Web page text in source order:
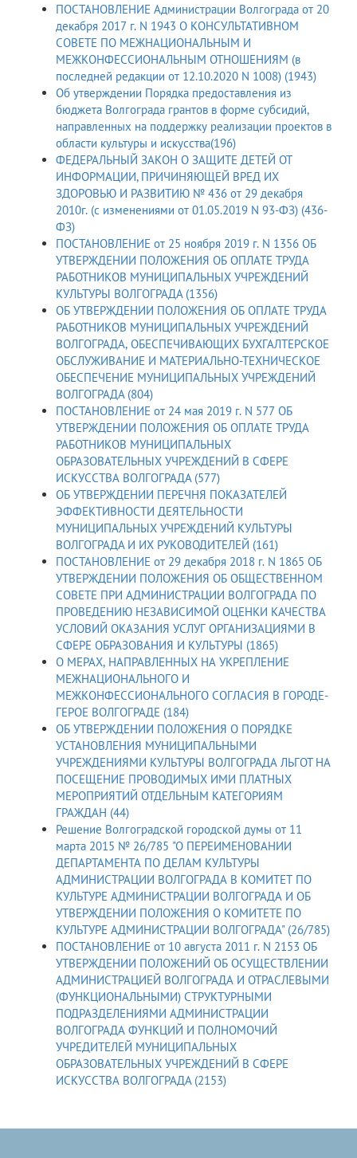
ПОСТАНОВЛЕНИЕ Администрации Волгограда от 20
декабря 2017 г. N 1943 О КОНСУЛЬТАТИВНОМ
СОВЕТЕ ПО МЕЖНАЦИОНАЛЬНЫМ И
МЕЖКОНФЕССИОНАЛЬНЫМ ОТНОШЕНИЯМ (в
последней редакции от 12.10.2020 N 1008) (1943)
Об утверждении Порядка предоставления из
бюджета Волгограда грантов в форме субсидий,
направленных на поддержку реализации проектов в
области культуры и искусства(196)
ФЕДЕРАЛЬНЫЙ ЗАКОН О ЗАЩИТЕ ДЕТЕЙ ОТ
ИНФОРМАЦИИ, ПРИЧИНЯЮЩЕЙ ВРЕД ИХ
ЗДОРОВЬЮ И РАЗВИТИЮ № 436 от 29 декабря
2010г. (с изменениями от 01.05.2019 N 93-ФЗ) (436-
ФЗ)
ПОСТАНОВЛЕНИЕ от 25 ноября 2019 г. N 1356 ОБ
УТВЕРЖДЕНИИ ПОЛОЖЕНИЯ ОБ ОПЛАТЕ ТРУДА
РАБОТНИКОВ МУНИЦИПАЛЬНЫХ УЧРЕЖДЕНИЙ
КУЛЬТУРЫ ВОЛГОГРАДА (1356)
ОБ УТВЕРЖДЕНИИ ПОЛОЖЕНИЯ ОБ ОПЛАТЕ ТРУДА
РАБОТНИКОВ МУНИЦИПАЛЬНЫХ УЧРЕЖДЕНИЙ
ВОЛГОГРАДА, ОБЕСПЕЧИВАЮЩИХ БУХГАЛТЕРСКОЕ
ОБСЛУЖИВАНИЕ И МАТЕРИАЛЬНО-ТЕХНИЧЕСКОЕ
ОБЕСПЕЧЕНИЕ МУНИЦИПАЛЬНЫХ УЧРЕЖДЕНИЙ
ВОЛГОГРАДА (804)
ПОСТАНОВЛЕНИЕ от 24 мая 2019 г. N 577 ОБ
УТВЕРЖДЕНИИ ПОЛОЖЕНИЯ ОБ ОПЛАТЕ ТРУДА
РАБОТНИКОВ МУНИЦИПАЛЬНЫХ
ОБРАЗОВАТЕЛЬНЫХ УЧРЕЖДЕНИЙ В СФЕРЕ
ИСКУССТВА ВОЛГОГРАДА (577)
ОБ УТВЕРЖДЕНИИ ПЕРЕЧНЯ ПОКАЗАТЕЛЕЙ
ЭФФЕКТИВНОСТИ ДЕЯТЕЛЬНОСТИ
МУНИЦИПАЛЬНЫХ УЧРЕЖДЕНИЙ КУЛЬТУРЫ
ВОЛГОГРАДА И ИХ РУКОВОДИТЕЛЕЙ (161)
ПОСТАНОВЛЕНИЕ от 29 декабря 2018 г. N 1865 ОБ
УТВЕРЖДЕНИИ ПОЛОЖЕНИЯ ОБ ОБЩЕСТВЕННОМ
СОВЕТЕ ПРИ АДМИНИСТРАЦИИ ВОЛГОГРАДА ПО
ПРОВЕДЕНИЮ НЕЗАВИСИМОЙ ОЦЕНКИ КАЧЕСТВА
УСЛОВИЙ ОКАЗАНИЯ УСЛУГ ОРГАНИЗАЦИЯМИ В
СФЕРЕ ОБРАЗОВАНИЯ И КУЛЬТУРЫ (1865)
О МЕРАХ, НАПРАВЛЕННЫХ НА УКРЕПЛЕНИЕ
МЕЖНАЦИОНАЛЬНОГО И
МЕЖКОНФЕССИОНАЛЬНОГО СОГЛАСИЯ В ГОРОДЕ-
ГЕРОЕ ВОЛГОГРАДЕ (184)
ОБ УТВЕРЖДЕНИИ ПОЛОЖЕНИЯ О ПОРЯДКЕ
УСТАНОВЛЕНИЯ МУНИЦИПАЛЬНЫМИ
УЧРЕЖДЕНИЯМИ КУЛЬТУРЫ ВОЛГОГРАДА ЛЬГОТ НА
ПОСЕЩЕНИЕ ПРОВОДИМЫХ ИМИ ПЛАТНЫХ
МЕРОПРИЯТИЙ ОТДЕЛЬНЫМ КАТЕГОРИЯМ
ГРАЖДАН (44)
Решение Волгоградской городской думы от 11
марта 2015 № 26/785 "О ПЕРЕИМЕНОВАНИИ
ДЕПАРТАМЕНТА ПО ДЕЛАМ КУЛЬТУРЫ
АДМИНИСТРАЦИИ ВОЛГОГРАДА В КОМИТЕТ ПО
КУЛЬТУРЕ АДМИНИСТРАЦИИ ВОЛГОГРАДА И ОБ
УТВЕРЖДЕНИИ ПОЛОЖЕНИЯ О КОМИТЕТЕ ПО
КУЛЬТУРЕ АДМИНИСТРАЦИИ ВОЛГОГРАДА" (26/785)
ПОСТАНОВЛЕНИЕ от 10 августа 2011 г. N 2153 ОБ
УТВЕРЖДЕНИИ ПОЛОЖЕНИЙ ОБ ОСУЩЕСТВЛЕНИИ
АДМИНИСТРАЦИЕЙ ВОЛГОГРАДА И ОТРАСЛЕВЫМИ
(ФУНКЦИОНАЛЬНЫМИ) СТРУКТУРНЫМИ
ПОДРАЗДЕЛЕНИЯМИ АДМИНИСТРАЦИИ
ВОЛГОГРАДА ФУНКЦИЙ И ПОЛНОМОЧИЙ
УЧРЕДИТЕЛЕЙ МУНИЦИПАЛЬНЫХ
ОБРАЗОВАТЕЛЬНЫХ УЧРЕЖДЕНИЙ В СФЕРЕ
ИСКУССТВА ВОЛГОГРАДА (2153)